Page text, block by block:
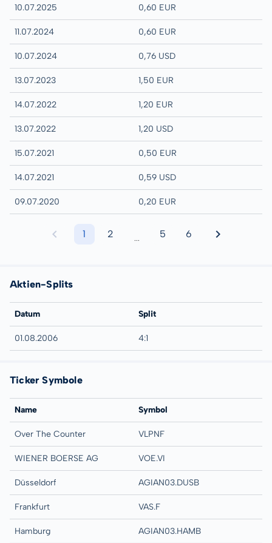
10.07.2025 0,60 EUR
11.07.2024 0,60 EUR
10.07.2024 0,76 USD
13.07.2023 1,50 EUR
14.07.2022 1,20 EUR
13.07.2022 1,20 USD
15.07.2021 0,50 EUR
14.07.2021 0,59 USD
09.07.2020 0,20 EUR
1 2 ... 5 6
Aktien-Splits
Datum Split
01.08.2006 4:1
Ticker Symbole
Name Symbol
Over The Counter VLPNF
WIENER BOERSE AG VOE.VI
Düsseldorf AGIAN03.DUSB
Frankfurt VAS.F
Hamburg AGIAN03.HAMB